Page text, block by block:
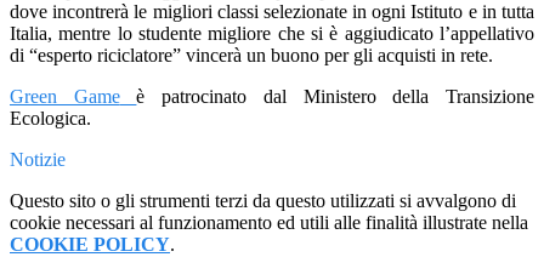
dove incontrerà le migliori classi selezionate in ogni Istituto e in tutta
Italia, mentre lo studente migliore che si è aggiudicato l’appellativo
di “esperto riciclatore” vincerà un buono per gli acquisti in rete.
Green Game
è patrocinato dal Ministero della Transizione
Ecologica.
Notizie
Questo sito o gli strumenti terzi da questo utilizzati si avvalgono di
cookie necessari al funzionamento ed utili alle finalità illustrate nella
COOKIE POLICY.